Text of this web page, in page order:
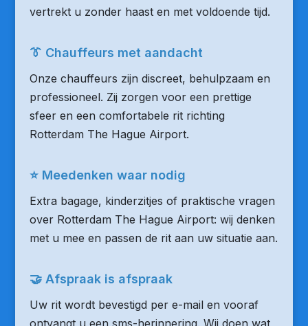
vertrekt u zonder haast en met voldoende tijd.
👔 Chauffeurs met aandacht
Onze chauffeurs zijn discreet, behulpzaam en
professioneel. Zij zorgen voor een prettige
sfeer en een comfortabele rit richting
Rotterdam The Hague Airport.
⭐ Meedenken waar nodig
Extra bagage, kinderzitjes of praktische vragen
over Rotterdam The Hague Airport: wij denken
met u mee en passen de rit aan uw situatie aan.
🤝 Afspraak is afspraak
Uw rit wordt bevestigd per e-mail en vooraf
ontvangt u een sms-herinnering. Wij doen wat